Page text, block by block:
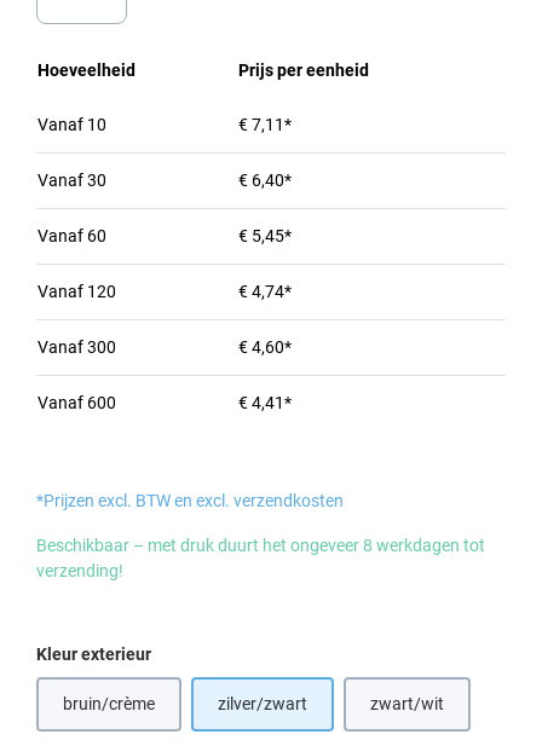
Hoeveelheid Prijs per eenheid
Vanaf 10 € 7,11*
Vanaf30 € 6,40*
Vanaf 60 € 5,45*
Vanaf 120 € 4,74*
Vanaf300 € 4,60*
Vanaf 600 € 4,41*
*Prijzen excl. BTW en excl. verzendkosten
Beschikbaar – met druk duurt het ongeveer 8 werkdagen tot
verzending!
Selecteer
Kleur exterieur
bruin/crème(Deze optie is momenteel niet beschikbaar.)
zilver/zwart zwart/wit(Deze optie is